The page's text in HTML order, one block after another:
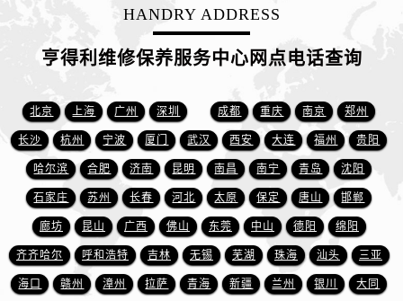
江西省上饶市信州区滨江西路售后服务中心（需提前预约）
江西省宜春市袁州区中山中路售后服务中心（需提前预约）
江西省鹰潭市月湖区胜利东路售后服务中心（需提前预约）
山东省德州市德城区东风中路售后服务中心（需提前预约）
山东省东营市东营区济南路售后服务中心（需提前预约）
山东省济南市历下区经十路11111号华润中心写字楼（万象城）15层1508室售后服务中心（需提前预约）
山东省济宁市任城区太白楼路售后服务中心（需提前预约）
山东省莱芜市文化南路8号银座商城名表维修一楼名表维修售后服务中心（需提前预约）
山东省临沂市兰山区解放路售后服务中心（需提前预约）
HANDRY ADDRESS
亨得利维修保养服务中心网点电话查询
北京 上海 广州 深圳 成都 重庆 南京 郑州
长沙 杭州 宁波 厦门 武汉 西安 大连 福州 贵阳
哈尔滨 合肥 济南 昆明 南昌 南宁 青岛 沈阳
石家庄 苏州 长春 河北 太原 保定 唐山 邯郸
廊坊 昆山 广西 佛山 东莞 中山 德阳 绵阳
齐齐哈尔 呼和浩特 吉林 无锡 芜湖 珠海 汕头 三亚
海口 赣州 漳州 拉萨 青海 新疆 兰州 银川 大同